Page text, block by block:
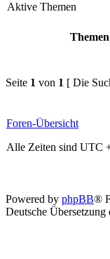
Aktive Themen
Themen
Seite 1 von 1 [ Die
Foren-Übersicht
Alle Zeiten sind UTC
Powered by phpBB®
Deutsche Übersetzung